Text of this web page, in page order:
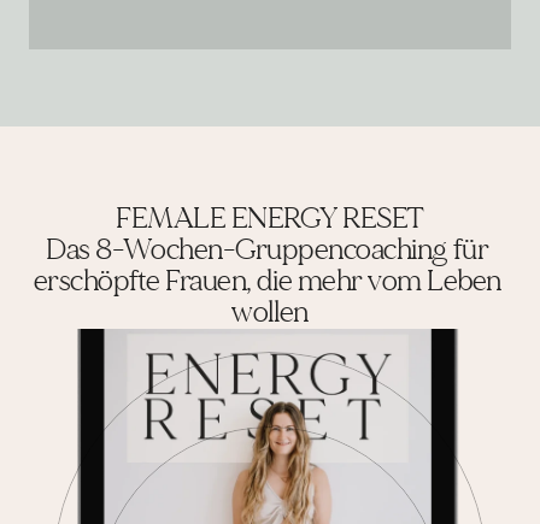
FEMALE ENERGY RESET
Das 8-Wochen-Gruppencoaching für
erschöpfte Frauen, die mehr vom Leben
wollen